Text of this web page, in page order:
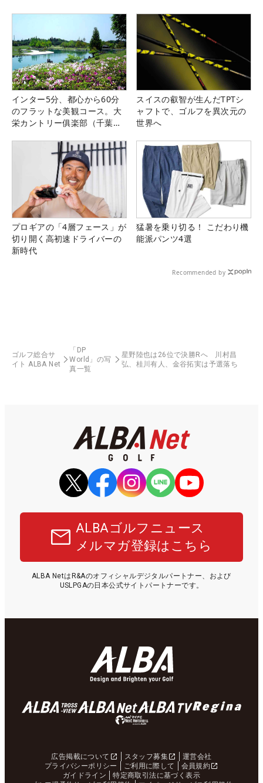
インター5分、都心から60分
のフラットな美観コース。大
栄カントリー俱楽部（千葉
スイスの叡智が生んだTPTシ
ャフトで、ゴルフを異次元の
世界へ
プロギアの「4層フェース」が
切り開く高初速ドライバーの
新時代
猛暑を乗り切る！ こだわり機
能派パンツ4選
Recommended by
ゴルフ総合サ
イト ALBA Net
「DP
World」の写
真一覧
星野陸也は26位で決勝Rへ 川村昌
弘、桂川有人、金谷拓実は予選落ち
ALBAゴルフニュース
メルマガ登録はこちら
ALBA NetはR&Aのオフィシャルデジタルパートナー、および
USLPGAの日本公式サイトパートナーです。
広告掲載について スタッフ募集
運営会社
プライバシーポリシー
ご利用に際して
会員規約
ガイドライン
特定商取引法に基づく表示